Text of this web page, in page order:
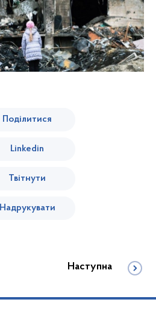
Поділитися
Linkedin
Твітнути
Надрукувати
Наступна